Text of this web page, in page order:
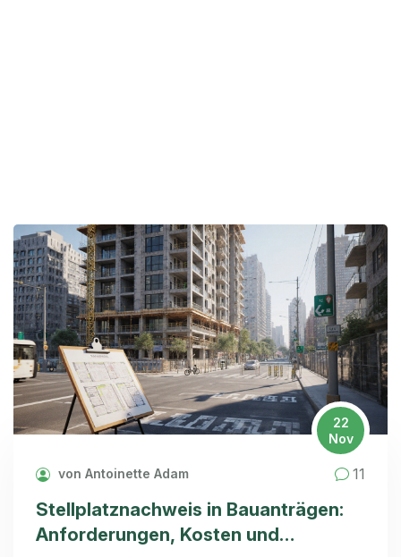
22
Nov
von Antoinette Adam 11
Stellplatznachweis in Bauanträgen:
Anforderungen, Kosten und